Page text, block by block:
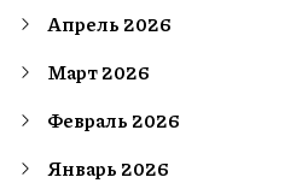
Апрель 2026
Март 2026
Февраль 2026
Январь 2026